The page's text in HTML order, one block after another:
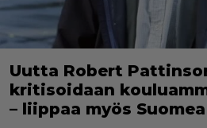
Uutta Robert
kritisoidaan
– liippaa myös Suomea